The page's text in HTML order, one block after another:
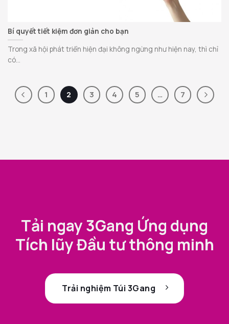
Bí quyết tiết kiệm đơn giản cho bạn
Trong xã hội phát triển hiện đại không ngừng như hiện nay, thì chỉ
có...
1 2 3 4 5 … 7
Tải ngay 3Gang Ứng dụng
Tích lũy Đầu tư thông minh
Trải nghiệm Túi 3Gang